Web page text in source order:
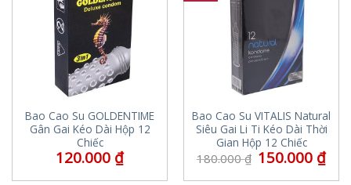
Bao Cao Su GOLDENTIME
Gân Gai Kéo Dài Hộp 12
Chiếc
120.000 ₫
Bao Cao Su VITALIS Natural
Siêu Gai Li Ti Kéo Dài Thời
Gian Hộp 12 Chiếc
180.000₫ 150.000 ₫